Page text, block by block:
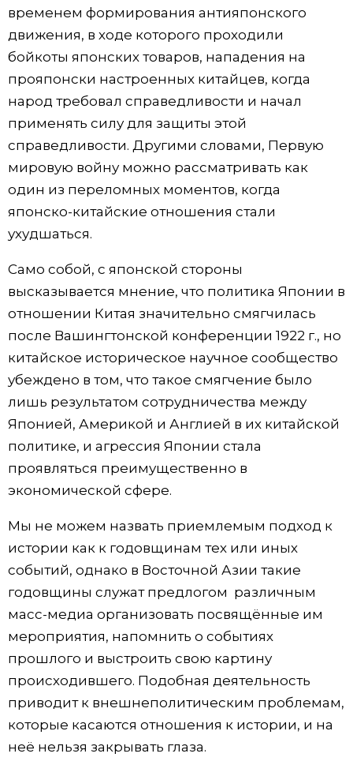
временем формирования антияпонского
движения, в ходе которого проходили
бойкоты японских товаров, нападения на
прояпонски настроенных китайцев, когда
народ требовал справедливости и начал
применять силу для защиты этой
справедливости. Другими словами, Первую
мировую войну можно рассматривать как
один из переломных моментов, когда
японско-китайские отношения стали
ухудшаться.
Само собой, с японской стороны
высказывается мнение, что политика Японии в
отношении Китая значительно смягчилась
после Вашингтонской конференции 1922 г., но
китайское историческое научное сообщество
убеждено в том, что такое смягчение было
лишь результатом сотрудничества между
Японией, Америкой и Англией в их китайской
политике, и агрессия Японии стала
проявляться преимущественно в
экономической сфере.
Мы не можем назвать приемлемым подход к
истории как к годовщинам тех или иных
событий, однако в Восточной Азии такие
годовщины служат предлогом различным
масс-медиа организовать посвящённые им
мероприятия, напомнить о событиях
прошлого и выстроить свою картину
происходившего. Подобная деятельность
приводит к внешнеполитическим проблемам,
которые касаются отношения к истории, и на
неё нельзя закрывать глаза.